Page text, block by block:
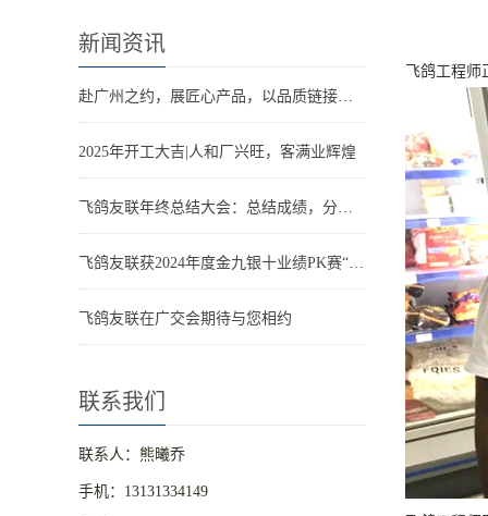
新闻资讯
赴广州之约，展匠心产品，以品质链接世界。
2025年开工大吉|人和厂兴旺，客满业辉煌
飞鸽友联年终总结大会：总结成绩，分享喜悦，迈向新征程
飞鸽友联获2024年度金九银十业绩PK赛“王者之师”
飞鸽友联在广交会期待与您相约
联系我们
联系人：熊曦乔
手机：13131334149
飞鸽工程